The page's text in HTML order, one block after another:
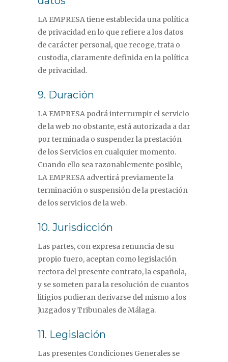
LA EMPRESA tiene establecida una política
de privacidad en lo que refiere a los datos
de carácter personal, que recoge, trata o
custodia, claramente definida en la política
de privacidad.
9. Duración
LA EMPRESA podrá interrumpir el servicio
de la web no obstante, está autorizada a dar
por terminada o suspender la prestación
de los Servicios en cualquier momento.
Cuando ello sea razonablemente posible,
LA EMPRESA advertirá previamente la
terminación o suspensión de la prestación
de los servicios de la web.
10. Jurisdicción
Las partes, con expresa renuncia de su
propio fuero, aceptan como legislación
rectora del presente contrato, la española,
y se someten para la resolución de cuantos
litigios pudieran derivarse del mismo a los
Juzgados y Tribunales de Málaga.
11. Legislación
Las presentes Condiciones Generales se